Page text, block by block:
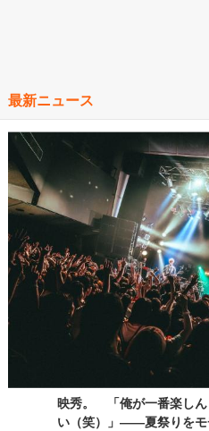
最新ニュース
映秀。 「俺が一番楽しん
い（笑）」――夏祭りをモ